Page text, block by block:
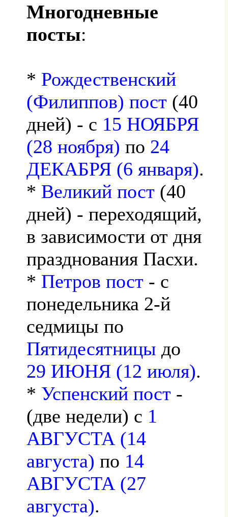
Многодневные
посты:
* Рождественский
(Филиппов) пост (40
дней) - с 15 НОЯБРЯ
(28 ноября) по 24
ДЕКАБРЯ (6 января).
* Великий пост (40
дней) - переходящий,
в зависимости от дня
празднования Пасхи.
* Петров пост - с
понедельника 2-й
седмицы по
Пятидесятницы до
29 ИЮНЯ (12 июля).
* Успенский пост -
(две недели) с 1
АВГУСТА (14
августа) по 14
АВГУСТА (27
августа).